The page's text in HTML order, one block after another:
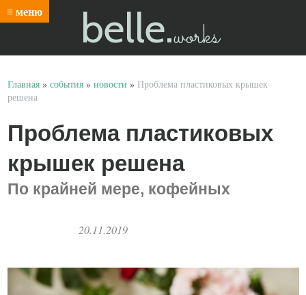
≡ меню belle.works
Главная » события » новости » Проблема пластиковых крышек
решена
Проблема пластиковых
крышек решена
По крайней мере, кофейных
20.11.2019